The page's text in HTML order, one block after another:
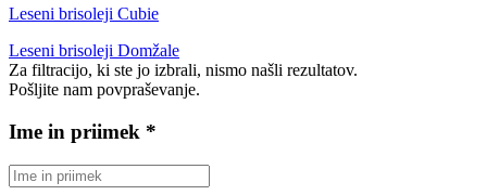
Leseni brisoleji Cubie
Leseni brisoleji Domžale
Za filtracijo, ki ste jo izbrali, nismo našli rezultatov.
Pošljite nam povpraševanje.
Ime in priimek *